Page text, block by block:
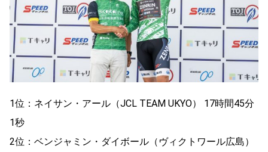
1位：ネイサン・アール（JCL TEAM UKYO） 17時間45分
1秒
2位：ベンジャミン・ダイボール（ヴィクトワール広島）